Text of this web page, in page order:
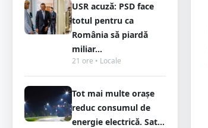
USR acuză: PSD face
totul pentru ca
România să piardă
miliar...
21 ore • Locale
Tot mai multe orașe
reduc consumul de
energie electrică. Sat...